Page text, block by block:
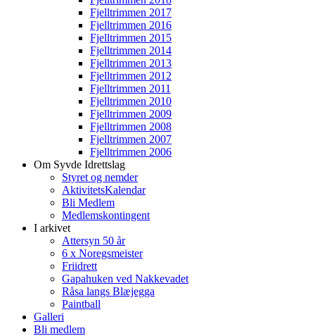
Fjelltrimmen 2017
Fjelltrimmen 2016
Fjelltrimmen 2015
Fjelltrimmen 2014
Fjelltrimmen 2013
Fjelltrimmen 2012
Fjelltrimmen 2011
Fjelltrimmen 2010
Fjelltrimmen 2009
Fjelltrimmen 2008
Fjelltrimmen 2007
Fjelltrimmen 2006
Om Syvde Idrettslag
Styret og nemder
AktivitetsKalendar
Bli Medlem
Medlemskontingent
I arkivet
Attersyn 50 år
6 x Noregsmeister
Friidrett
Gapahuken ved Nakkevadet
Råsa langs Blæjegga
Paintball
Galleri
Bli medlem